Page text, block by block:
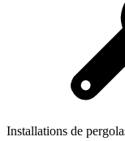
Installations de